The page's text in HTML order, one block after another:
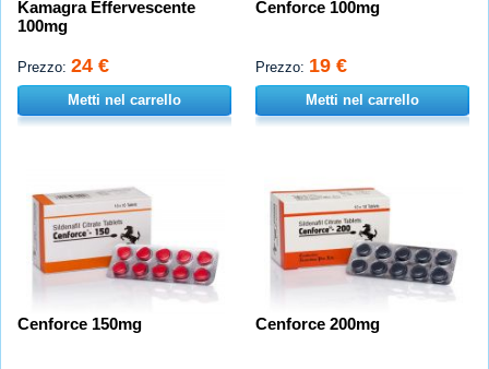
Kamagra Effervescente
100mg
Prezzo: 24 €
Metti nel carrello
Cenforce 100mg
Prezzo: 19 €
Metti nel carrello
Cenforce 150mg Cenforce 200mg